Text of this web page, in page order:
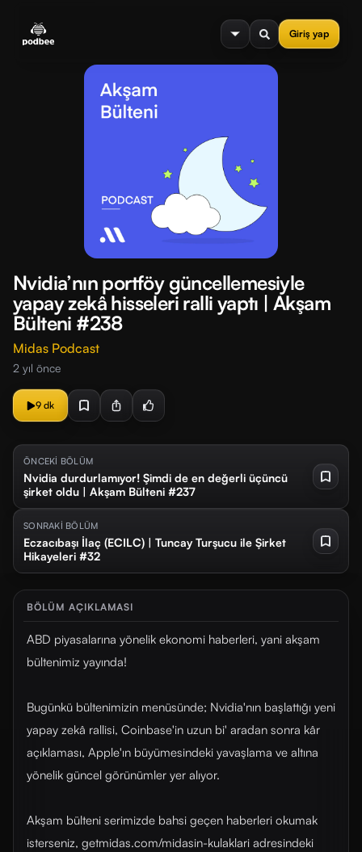
Giriş yap
menu
Nvidia’nın portföy güncellemesiyle
yapay zekâ hisseleri ralli yaptı | Akşam
Bülteni #238
Midas Podcast
2 yıl önce
9 dk
ÖNCEKİ BÖLÜM
Nvidia durdurlamıyor! Şimdi de en değerli üçüncü
şirket oldu | Akşam Bülteni #237
SONRAKİ BÖLÜM
Eczacıbaşı İlaç (ECILC) | Tuncay Turşucu ile Şirket
Hikayeleri #32
BÖLÜM AÇIKLAMASI
ABD piyasalarına yönelik ekonomi haberleri, yani akşam
bültenimiz yayında!
Bugünkü bültenimizin menüsünde; Nvidia'nın başlattığı yeni
yapay zekâ rallisi, Coinbase'in uzun bi' aradan sonra kâr
açıklaması, Apple'ın büyümesindeki yavaşlama ve altına
yönelik güncel görünümler yer alıyor.
Akşam bülteni serimizde bahsi geçen haberleri okumak
isterseniz, getmidas.com/midasin-kulaklari adresindeki